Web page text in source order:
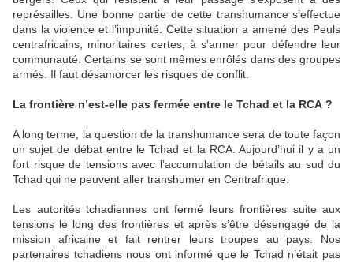
représailles. Une bonne partie de cette transhumance s’effectue
dans la violence et l’impunité. Cette situation a amené des Peuls
centrafricains, minoritaires certes, à s’armer pour défendre leur
communauté. Certains se sont mêmes enrôlés dans des groupes
armés. Il faut désamorcer les risques de conflit.
La frontière n’est-elle pas fermée entre le Tchad et la RCA ?
A long terme, la question de la transhumance sera de toute façon
un sujet de débat entre le Tchad et la RCA. Aujourd’hui il y a un
fort risque de tensions avec l’accumulation de bétails au sud du
Tchad qui ne peuvent aller transhumer en Centrafrique.
Les autorités tchadiennes ont fermé leurs frontières suite aux
tensions le long des frontières et après s’être désengagé de la
mission africaine et fait rentrer leurs troupes au pays. Nos
partenaires tchadiens nous ont informé que le Tchad n’était pas